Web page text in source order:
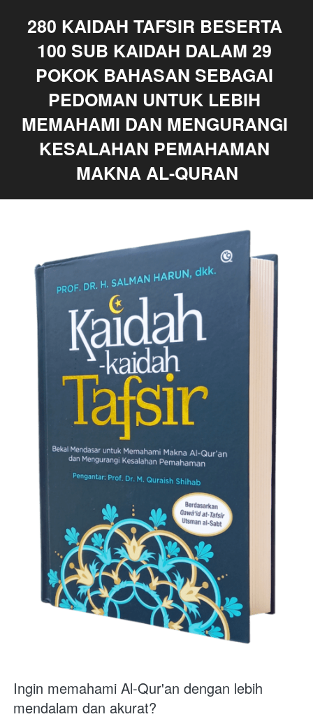
280 KAIDAH TAFSIR BESERTA
100 SUB KAIDAH DALAM 29
POKOK BAHASAN SEBAGAI
PEDOMAN UNTUK LEBIH
MEMAHAMI DAN MENGURANGI
KESALAHAN PEMAHAMAN
MAKNA AL-QURAN
Ingin memahami Al-Qur'an dengan lebih
mendalam dan akurat?